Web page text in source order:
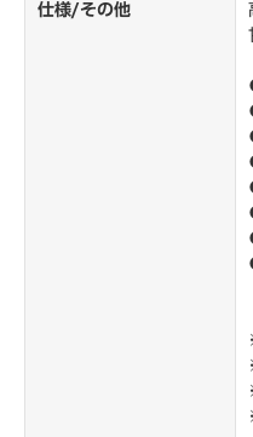
仕様/その他